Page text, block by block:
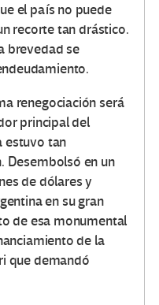
el país no puede
recorte tan drástico.
brevedad se
renegociación será
principal del
estuvo tan
Desembolsó en un
de dólares y
en su gran
de esa monumental
de la
que demandó